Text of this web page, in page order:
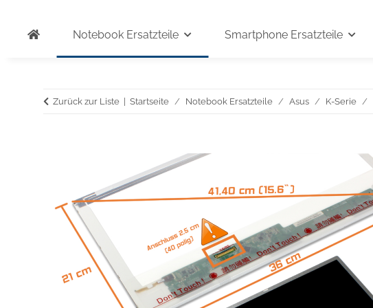
Notebook Ersatzteile Smartphone Ersatzteile
Zurück zur Liste Startseite Notebook Ersatzteile Asus K-Serie